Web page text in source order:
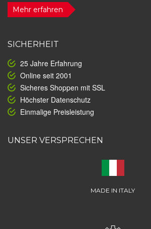
Mehr erfahren
SICHERHEIT
25 Jahre Erfahrung
Online seit 2001
Sicheres Shoppen mit SSL
Höchster Datenschutz
Einmalige Preisleistung
UNSER VERSPRECHEN
MADE IN ITALY